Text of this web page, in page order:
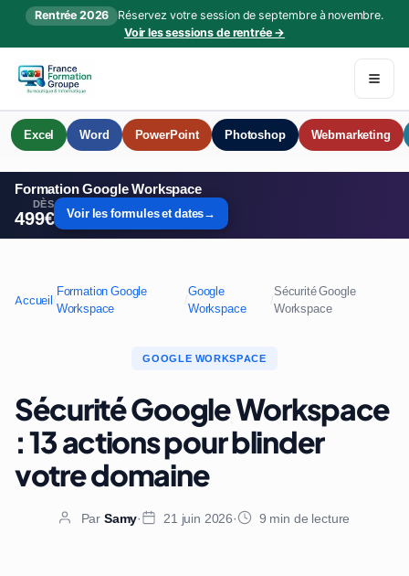
Rentrée 2026
Réservez votre session de septembre à novembre.
Voir les sessions de rentrée →
Excel Word PowerPoint Photoshop Webmarketing
Formation Google Workspace
DÈS
499€ Voir les formules et dates→
Accueil
Formation Google
Workspace
Google
Workspace
Sécurité Google
Workspace
GOOGLE WORKSPACE
Sécurité Google Workspace
: 13 actions pour blinder
votre domaine
Par Samy· 21 juin 2026· 9 min de lecture